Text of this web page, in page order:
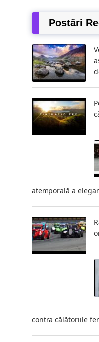
Postări
atemporală a
contra călătoriile